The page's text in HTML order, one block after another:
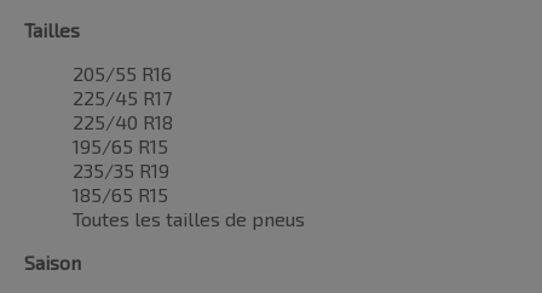
Tailles
205/55 R16
225/45 R17
225/40 R18
195/65 R15
235/35 R19
185/65 R15
Toutes les tailles de pneus
Saison